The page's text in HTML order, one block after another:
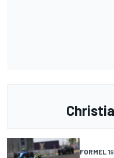
FORMEL 1